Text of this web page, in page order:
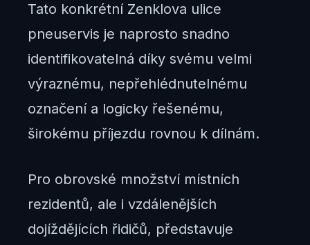
Tato konkrétní Zenklova ulice
pneuservis je naprosto snadno
identifikovatelná díky svému velmi
výraznému, nepřehlédnutelnému
označení a logicky řešenému,
širokému příjezdu rovnou k dílnám.
Pro obrovské množství místních
rezidentů, ale i vzdálenějších
dojíždějících řidičů, představuje